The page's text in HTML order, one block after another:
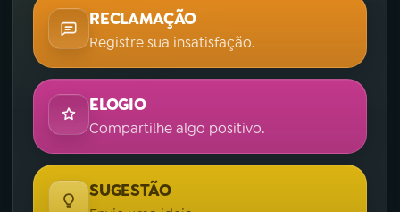
RECLAMAÇÃO
Registre sua insatisfação.
ELOGIO
Compartilhe algo positivo.
SUGESTÃO